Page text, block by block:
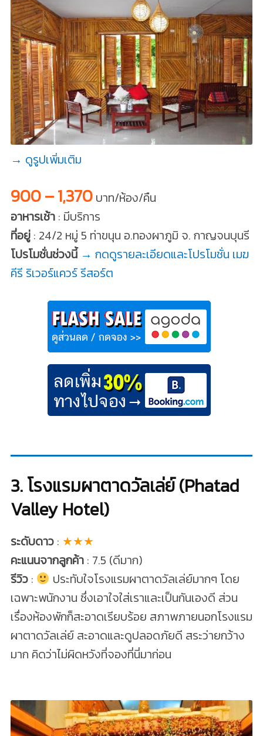
→ ดูรูปเพิ่มเติม
900 – 1,370บาท/ห้อง/คืน
อาหารเช้า: มีบริการ
ที่อยู่: 24/2 หมู่ 5 ท่าขนุน อ.ทองผาภูมิ จ. กาญจนบุนรี
โปรโมชั่นช่วงนี้ → กดดูรายละเอียดและโปรโมชั่น เมฆ
คีรี ริเวอร์แควร์ รีสอร์ต
3. โรงแรมผาตาดวัลเล่ย์ (Phatad
Valley Hotel)
ระดับดาว: ★★★
คะแนนจากลูกค้า: 7.5 (ดีมาก)
รีวิว:
ประทับใจโรงแรมผาตาดวัลเล่ย์มากๆ โดย
เฉพาะพนักงาน ซึ่งเอาใจใส่เราและเป็นกันเองดี ส่วน
เรื่องห้องพักก็สะอาดเรียบร้อย สภาพภายนอกโรงแรม
ผาตาดวัลเล่ย์ สะอาดและดูปลอดภัยดี สระว่ายกว้าง
มาก คิดว่าไม่ผิดหวังที่จองที่นี่มาก่อน